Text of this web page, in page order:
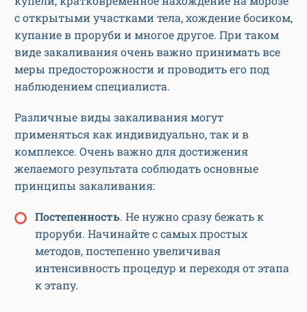
с открытыми участками тела, хождение босиком,
купание в проруби и многое другое. При таком
виде закаливания очень важно принимать все
меры предосторожности и проводить его под
наблюдением специалиста.
Различные виды закаливания могут
применяться как индивидуально, так и в
комплексе. Очень важно для достижения
желаемого результата соблюдать основные
принципы закаливания:
Постепенность. Не нужно сразу бежать к
проруби. Начинайте с самых простых
методов, постепенно увеличивая
интенсивность процедур и переходя от этапа
к этапу.